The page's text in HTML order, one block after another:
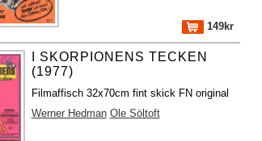
149kr
I SKORPIONENS TECKEN
(1977)
Filmaffisch 32x70cm fint skick FN original
Werner Hedman Ole Söltoft